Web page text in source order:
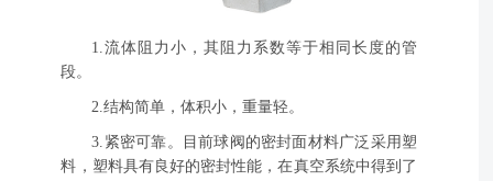
1.流体阻力小，其阻力系数等于相同长度的管
段。
2.结构简单，体积小，重量轻。
3.紧密可靠。目前球阀的密封面材料广泛采用塑
料，塑料具有良好的密封性能，在真空系统中得到了